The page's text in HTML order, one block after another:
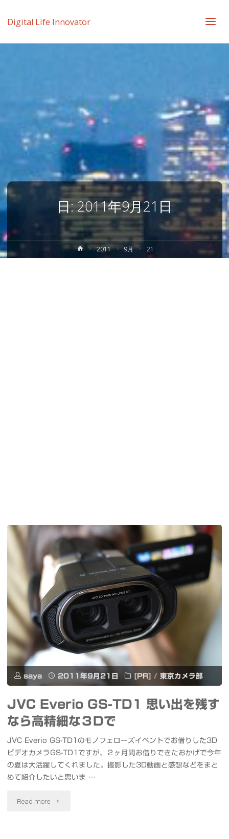
Digital Life Innovator
日:2011年9月21日
ホ
ー
2011 9月 21
saya 2011年9月21日 [PR] / 東京カメラ部
JVC Everio GS-TD1 思い出を残す
なら高精細な３Dで
JVC Everio GS-TD1のモノフェローズイベントでお借りした3D
ビデオカメラGS-TD1ですが、２ヶ月間お借りできたおかげで今年
の夏は大活躍してくれました。撮影した3D動画と感想などをまと
めて紹介したいと思いま …
Read more "JVC